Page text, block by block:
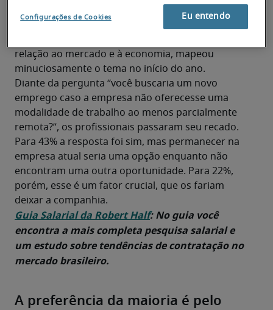
27ª edição do Índice de Confiança da Robert Half
relação ao mercado e à economia, mapeou
minuciosamente o tema no início do ano.
Diante da pergunta “você buscaria um novo
emprego caso a empresa não oferecesse uma
modalidade de trabalho ao menos parcialmente
remota?”, os profissionais passaram seu recado.
Para 43% a resposta foi sim, mas permanecer na
empresa atual seria uma opção enquanto não
encontram uma outra oportunidade. Para 22%,
porém, esse é um fator crucial, que os fariam
deixar a companhia.
Guia Salarial da Robert Half: No guia você
encontra a mais completa pesquisa salarial e
um estudo sobre tendências de contratação no
mercado brasileiro.
A preferência da maioria é pelo
Configurações de Cookies Eu entendo